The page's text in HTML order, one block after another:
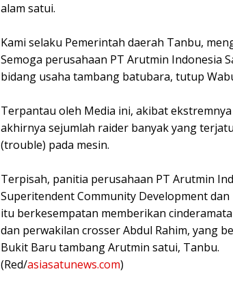
alam satui.
Kami selaku Pemerintah daerah Tanbu,
Semoga perusahaan PT Arutmin Indonesia
bidang usaha tambang batubara, tutup
Terpantau oleh Media ini, akibat
akhirnya sejumlah raider banyak yang
(trouble) pada mesin.
Terpisah, panitia perusahaan PT Arutmin
Superitendent Community Development
itu berkesempatan memberikan
dan perwakilan crosser Abdul Rahim, yang
Bukit Baru tambang Arutmin satui, Tanbu.
(Red/asiasatunews.com)